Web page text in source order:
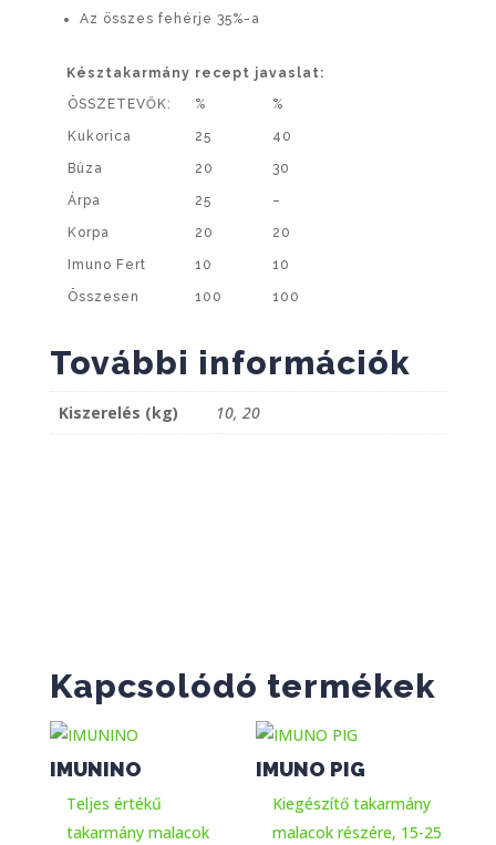
Az összes fehérje 35%-a
Késztakarmány recept javaslat:
ÖSSZETEVŐK:
% %
Kukorica 25 40
Búza 20 30
Árpa 25 –
Korpa 20 20
Imuno Fert 10 10
Összesen 100 100
További információk
Kiszerelés (kg) 10, 20
Kapcsolódó termékek
IMUNINO
Teljes értékű
takarmány malacok
IMUNO PIG
Kiegészítő takarmány
malacok részére, 15-25